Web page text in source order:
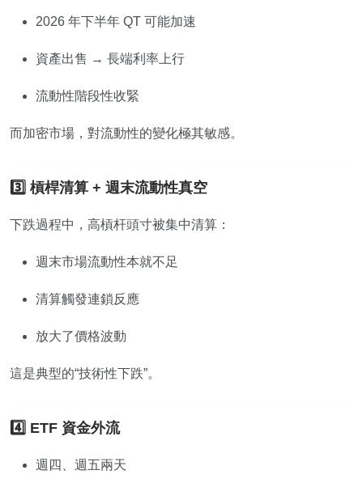
2026 年下半年 QT 可能加速
資產出售 → 長端利率上行
流動性階段性收緊
而加密市場，對流動性的變化極其敏感。
3️⃣ 槓桿清算 + 週末流動性真空
下跌過程中，高槓杆頭寸被集中清算：
週末市場流動性本就不足
清算觸發連鎖反應
放大了價格波動
這是典型的“技術性下跌”。
4️⃣ ETF 資金外流
週四、週五兩天